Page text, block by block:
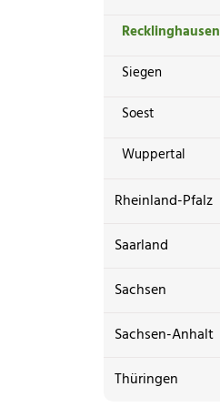
Recklinghausen
Siegen
Soest
Wuppertal
Rheinland-Pfalz
Saarland
Sachsen
Sachsen-Anhalt
Thüringen